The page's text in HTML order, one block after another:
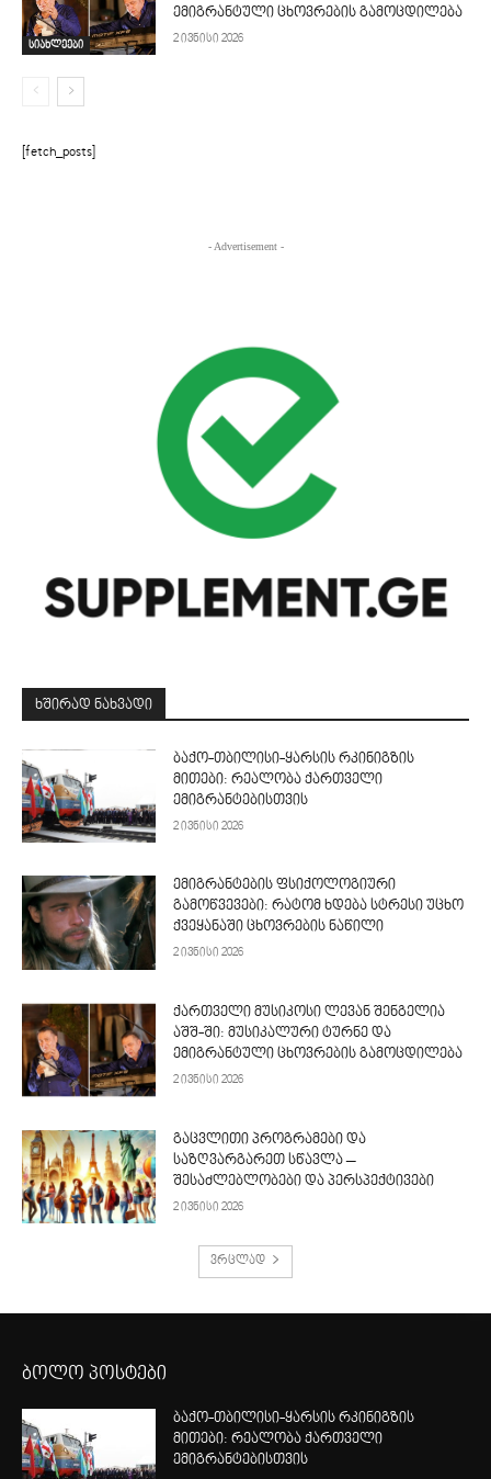
სიახლეები
ემიგრანტული ცხოვრების გამოცდილება
2 ივნისი 2026
[fetch_posts]
- Advertisement -
ᲮᲨᲘᲠᲐᲓ ᲜᲐᲮᲕᲐᲓᲘ
ბაქო-თბილისი-ყარსის რკინიგზის
მითები: რეალობა ქართველი
ემიგრანტებისთვის
2 ივნისი 2026
ემიგრანტების ფსიქოლოგიური
გამოწვევები: რატომ ხდება სტრესი უცხო
ქვეყანაში ცხოვრების ნაწილი
2 ივნისი 2026
ქართველი მუსიკოსი ლევან შენგელია
აშშ-ში: მუსიკალური ტურნე და
ემიგრანტული ცხოვრების გამოცდილება
2 ივნისი 2026
გაცვლითი პროგრამები და
საზღვარგარეთ სწავლა –
შესაძლებლობები და პერსპექტივები
2 ივნისი 2026
ვრცლად
ბოლო პოსტები
ბაქო-თბილისი-ყარსის რკინიგზის
მითები: რეალობა ქართველი
ემიგრანტებისთვის